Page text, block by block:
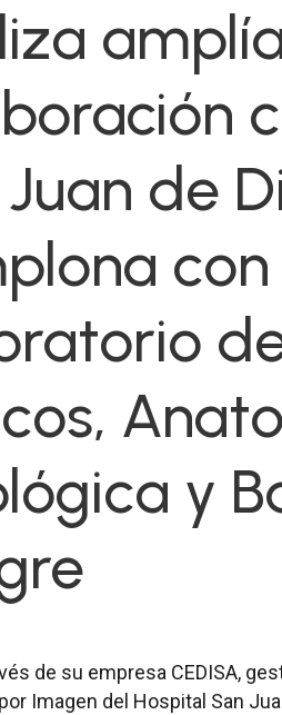
de
con
y
de su empresa CEDISA,
Imagen del Hospital San